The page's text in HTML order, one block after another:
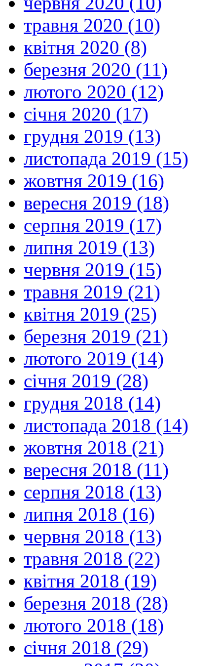
травня 2020 (10)
квітня 2020 (8)
березня 2020 (11)
лютого 2020 (12)
січня 2020 (17)
грудня 2019 (13)
листопада 2019 (15)
жовтня 2019 (16)
вересня 2019 (18)
серпня 2019 (17)
липня 2019 (13)
червня 2019 (15)
травня 2019 (21)
квітня 2019 (25)
березня 2019 (21)
лютого 2019 (14)
січня 2019 (28)
грудня 2018 (14)
листопада 2018 (14)
жовтня 2018 (21)
вересня 2018 (11)
серпня 2018 (13)
липня 2018 (16)
червня 2018 (13)
травня 2018 (22)
квітня 2018 (19)
березня 2018 (28)
лютого 2018 (18)
січня 2018 (29)